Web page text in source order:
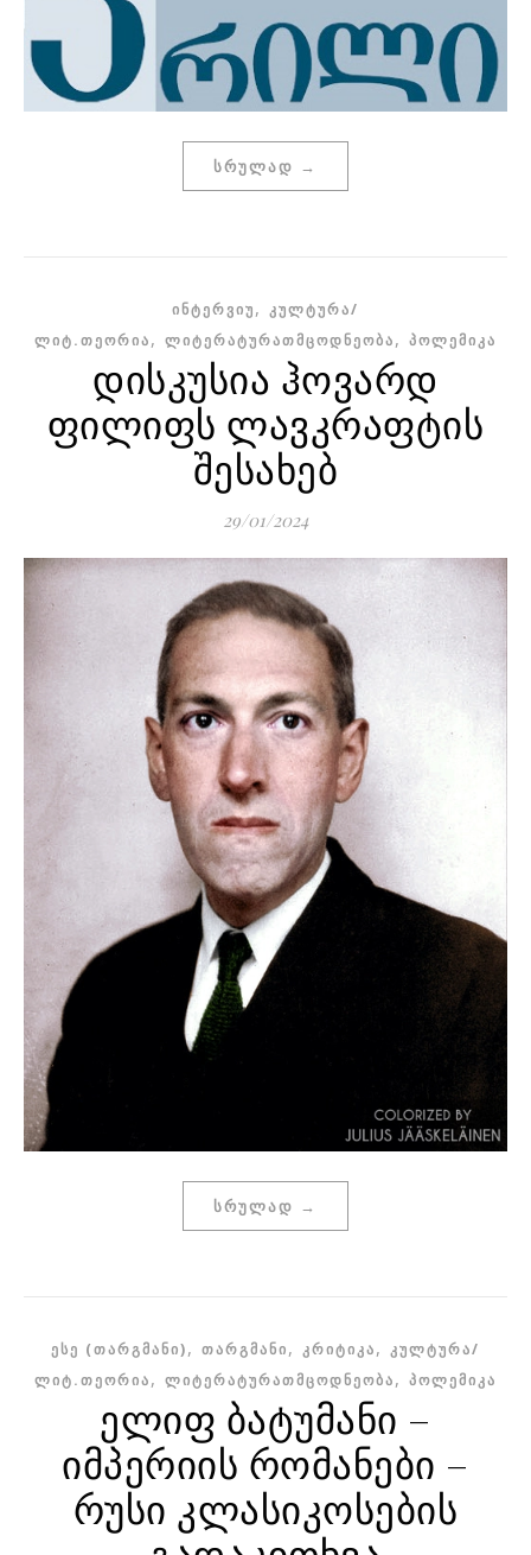
ᲡᲠᲣᲚᲐᲓ →
ᲘᲜᲢᲔᲠᲕᲘᲣ, ᲙᲣᲚᲢᲣᲠᲐ/
ᲚᲘᲢ.ᲗᲔᲝᲠᲘᲐ, ᲚᲘᲢᲔᲠᲐᲢᲣᲠᲐᲗᲛᲪᲝᲓᲜᲔᲝᲑᲐ, ᲞᲝᲚᲔᲛᲘᲙᲐ
დისკუსია ჰოვარდ
ფილიფს ლავკრაფტის
შესახებ
29/01/2024
ᲡᲠᲣᲚᲐᲓ →
ᲔᲡᲔ (ᲗᲐᲠᲒᲛᲐᲜᲘ), ᲗᲐᲠᲒᲛᲐᲜᲘ, ᲙᲠᲘᲢᲘᲙᲐ, ᲙᲣᲚᲢᲣᲠᲐ/
ᲚᲘᲢ.ᲗᲔᲝᲠᲘᲐ, ᲚᲘᲢᲔᲠᲐᲢᲣᲠᲐᲗᲛᲪᲝᲓᲜᲔᲝᲑᲐ, ᲞᲝᲚᲔᲛᲘᲙᲐ
ელიფ ბატუმანი –
იმპერიის რომანები –
რუსი კლასიკოსების